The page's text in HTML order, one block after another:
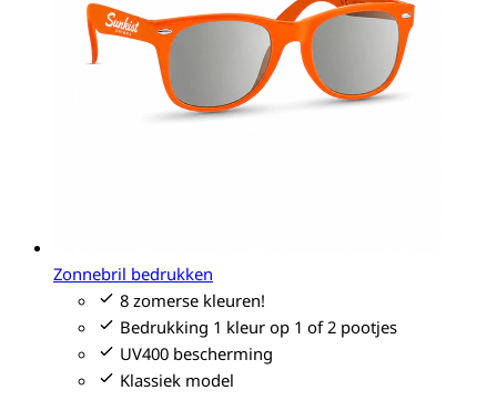
Zonnebril bedrukken
8 zomerse kleuren!
Bedrukking 1 kleur op 1 of 2 pootjes
UV400 bescherming
Klassiek model